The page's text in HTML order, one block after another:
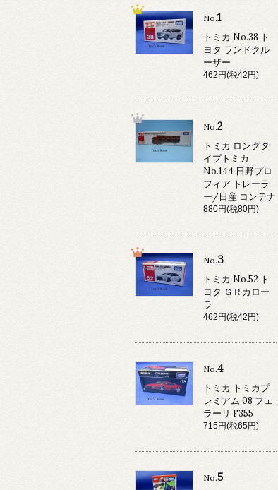
No.1
トミカ No.38 ト
ヨタ ランドクル
ーザー
462円(税42円)
No.2
トミカ ロングタ
イプトミカ
No.144 日野プロ
フィア トレーラ
ー/日産 コンテナ
880円(税80円)
No.3
トミカ No.52 ト
ヨタ ＧＲカロー
ラ
462円(税42円)
No.4
トミカ トミカプ
レミアム 08 フェ
ラーリ F355
715円(税65円)
No.5